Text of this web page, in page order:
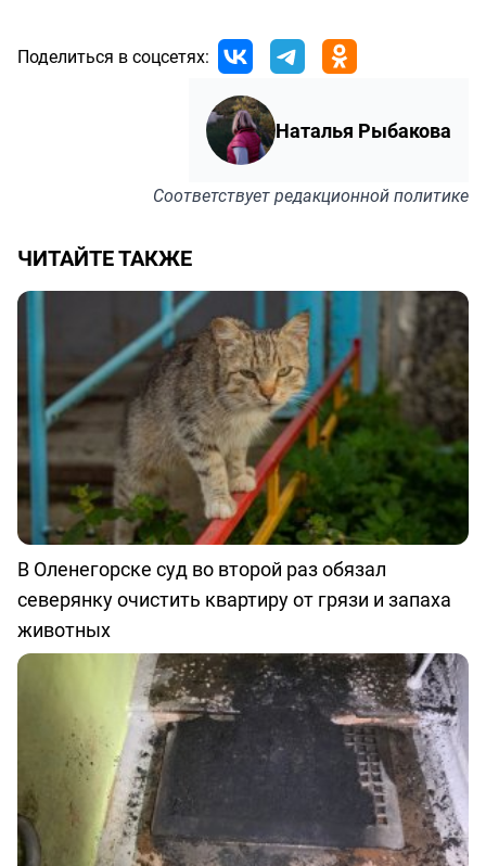
Поделиться в соцсетях:
Наталья Рыбакова
Соответствуетредакционной политике
ЧИТАЙТЕ ТАКЖЕ
В Оленегорске суд во второй раз обязал
северянку очистить квартиру от грязи и запаха
животных